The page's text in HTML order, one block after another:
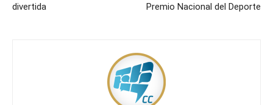
divertida
Premio Nacional del Deporte